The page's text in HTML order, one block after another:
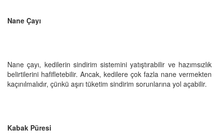
Nane Çayı
Nane çayı, kedilerin sindirim sistemini yatıştırabilir ve hazımsızlık
belirtilerini hafifletebilir. Ancak, kedilere çok fazla nane vermekten
kaçınılmalıdır, çünkü aşırı tüketim sindirim sorunlarına yol açabilir.
Kabak Püresi